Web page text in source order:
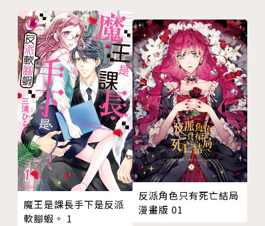
魔王是課長手下是反派
軟腳蝦。 1
反派角色只有死亡結局
漫畫版 01